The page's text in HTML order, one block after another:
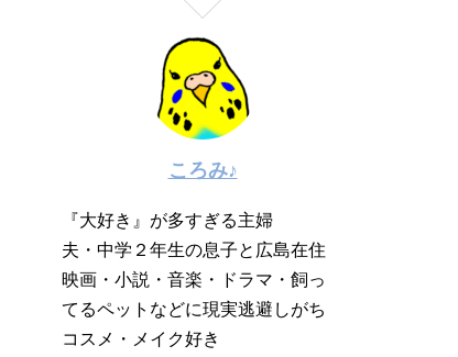
ころみ♪
『大好き』が多すぎる主婦
夫・中学２年生の息子と広島在住
映画・小説・音楽・ドラマ・飼っ
てるペットなどに現実逃避しがち
コスメ・メイク好き